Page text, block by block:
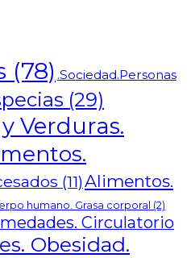
(78) .Sociedad.Personas
(29)
Verduras.
(11)Alimentos.
humano. Grasa corporal (2)
Circulatorio
Obesidad.